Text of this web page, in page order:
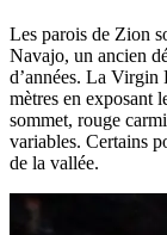
Les parois de Zion
Navajo, un ancien
d’années. La Virgin
mètres en exposant
sommet, rouge
variables. Certains
de la vallée.